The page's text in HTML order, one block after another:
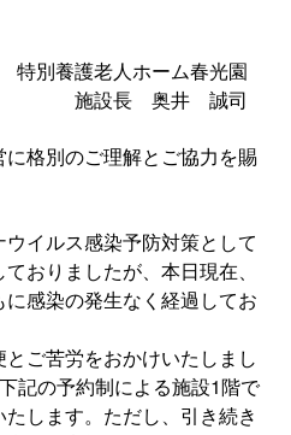
特別養護老人ホーム春光園
施設長 奥井 誠司
格別のご理解とご協力を賜
イルス感染予防対策として
おりましたが、本日現在、
感染の発生なく経過してお
ご苦労をおかけいたしまし
記の予約制による施設1階で
します。ただし、引き続き